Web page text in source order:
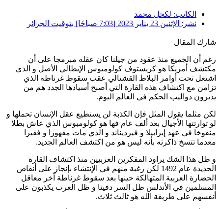
الكاتب: لكحل محمد
نشر: الإثنين 23 يناير 2023 [7:03 صباحًا] بتوقيت الجزائر
شارك المقال
رغم أن الجميع منذ عقود من جيلنا كان عقله مبرمجا على أن
مكتشف أمريكا هو كريستوف كولومبوس الإيطالي الأصل و الذي
اشتغل تحت أوامر البلاط القشتالي عقب سقوط غرناطة الذي
تزامن مع اكتشاف هذه القارة التي أصبح أسيادها الجدد هم من
يديرون دواليب الحكم في العالم اليوم.
لكن مثلما يقول المثل فإن الكذبة لن يستطيع عقل الإنسان تحملها و
لو توارتتها الأجيال بعد ألف عام فها هو كولومبوس الذي عاش بطلا
منفوخا في عهد إيزابيلا و فيرديناند و الذي مات مقهورا و فقيرا
معدما تتسخ ذاكرته بأنه ليس هو من اكتشف العالم الجديد.
و ظل هذا الشك يراود المفكرين الغربيين منذ اكتشاف القارة
الجديدة عام 1492 لكن رغبة منهم في الإنتشاء بإنجاز على أنقاض
الحضارة العربية المتهالكة حينها بعد سقوط غرناطة آخر معاقل
المسلمين في الأندلس ظل السر دفينا و ظل الغرب يكذبون على
أنفسهم على طريقة الله هو ثالث ثلاث.